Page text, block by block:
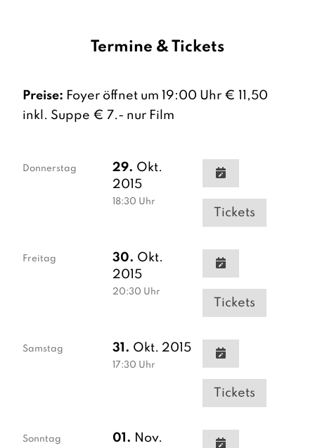
Termine & Tickets
Preise: Foyer öffnet um 19:00 Uhr € 11,50
inkl. Suppe € 7.- nur Film
Donnerstag 29. Okt.
2015
18:30 Uhr
Tickets
Freitag 30. Okt.
2015
20:30 Uhr
Tickets
Samstag 31. Okt. 2015
17:30 Uhr
Tickets
Sonntag 01. Nov.